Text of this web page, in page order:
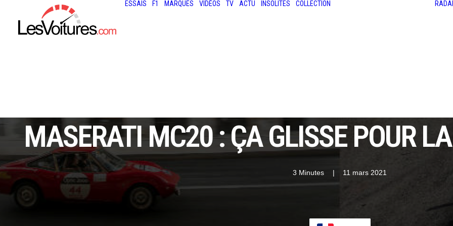
ESSAIS F1 MARQUES VIDÉOS TV ACTU INSOLITES COLLECTION
MASERATI MC20 : ÇA GLISSE POUR
3 Minutes | 11 mars 2021